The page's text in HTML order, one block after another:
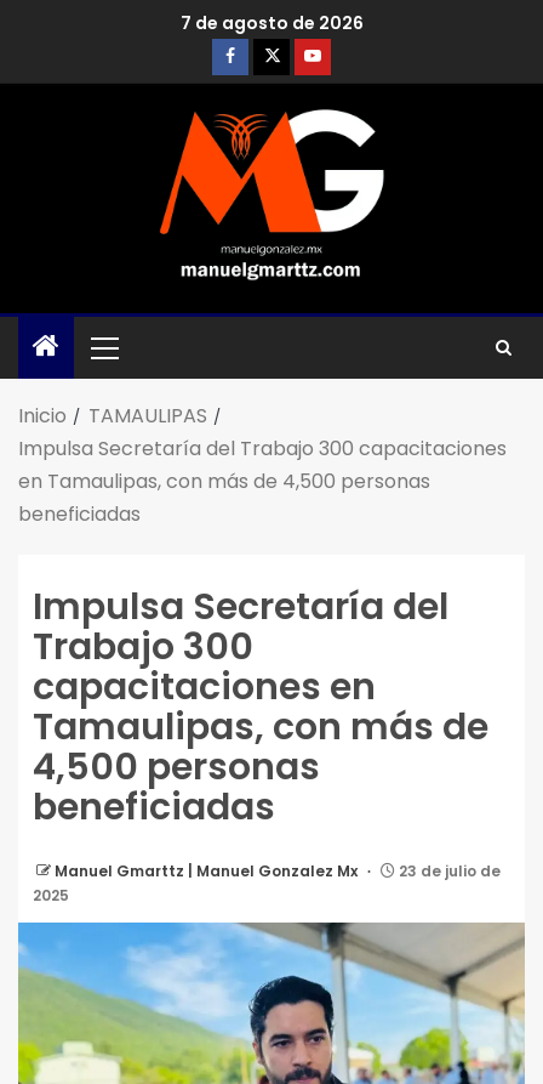
7 de agosto de 2026
Inicio
TAMAULIPAS
Impulsa Secretaría del Trabajo 300 capacitaciones
en Tamaulipas, con más de 4,500 personas
beneficiadas
Impulsa Secretaría del
Trabajo 300
capacitaciones en
Tamaulipas, con más de
4,500 personas
beneficiadas
Manuel Gmarttz | Manuel Gonzalez Mx
23 de julio de
2025